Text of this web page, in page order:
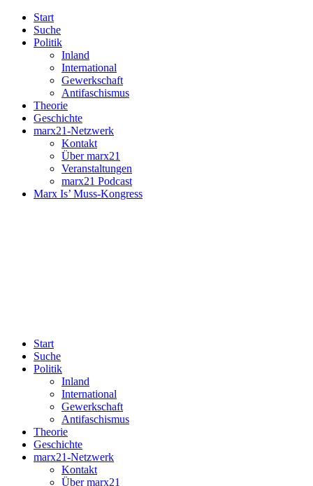
Start
Suche
Politik
Inland
International
Gewerkschaft
Antifaschismus
Theorie
Geschichte
marx21-Netzwerk
Kontakt
Über marx21
Veranstaltungen
marx21 Podcast
Marx Is’ Muss-Kongress
Start
Suche
Politik
Inland
International
Gewerkschaft
Antifaschismus
Theorie
Geschichte
marx21-Netzwerk
Kontakt
Über marx21